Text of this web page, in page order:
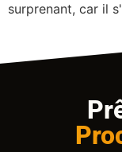
surprenant, car il